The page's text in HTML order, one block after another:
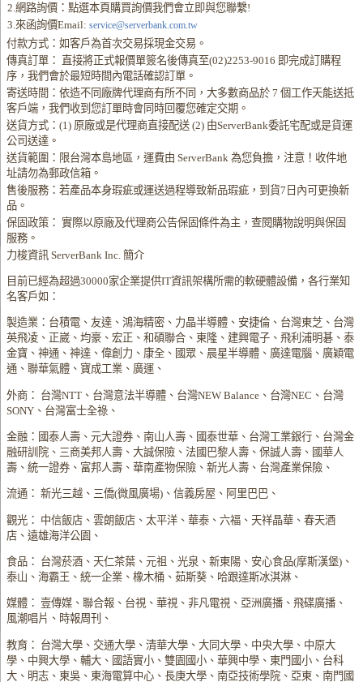
2.網路詢價：點選本頁購買詢價我們會立即與您聯繫!
3.來函詢價Email: service@serverbank.com.tw
付款方式：如客戶為首次交易採現金交易。
傳真訂單： 直接將正式報價單簽名後傳真至(02)2253-9016 即完成訂購程
序，我們會於最短時間內電話確認訂單。
寄送時間：依造不同廠牌代理商有所不同，大多數商品於 7 個工作天能送抵
客戶端，我們收到您訂單時會同時回覆您確定交期。
送貨方式：(1) 原廠或是代理商直接配送 (2) 由ServerBank委託宅配或是貨運
公司送達。
送貨範圍：限台灣本島地區，運費由 ServerBank 為您負擔，注意！收件地
址請勿為郵政信箱。
售後服務：若產品本身瑕疵或運送過程導致新品瑕疵，到貨7日內可更換新
品。
保固政策： 實際以原廠及代理商公告保固條件為主，查閱購物說明與保固
服務。
力梭資訊 ServerBank Inc. 簡介
目前已經為超過30000家企業提供IT資訊架構所需的軟硬體設備，各行業知
名客戶如：
製造業：台積電、友達、鴻海精密、力晶半導體、安捷倫、台灣東芝、台灣
英飛凌、正崴、均豪、宏正、和碩聯合、東隆、建興電子、飛利浦明碁、泰
金寶、神通、神達、偉創力、康全、國眾、晨星半導體、廣達電腦、廣穎電
通、聯華氣體、寶成工業、廣運、
外商： 台灣NTT、台灣意法半導體、台灣NEW Balance、台灣NEC、台灣
SONY、台灣富士全祿、
金融：國泰人壽、元大證券、南山人壽、國泰世華、台灣工業銀行、台灣金
融研訓院、三商美邦人壽、大誠保險、法國巴黎人壽、保誠人壽、國華人
壽、統一證券、富邦人壽、華南產物保險、新光人壽、台灣產業保險、
流通： 新光三越、三僑(微風廣場)、信義房屋、阿里巴巴、
觀光： 中信飯店、雲朗飯店、太平洋、華泰、六福、天祥晶華、春天酒
店、遠雄海洋公園、
食品： 台灣菸酒、天仁茶葉、元祖、光泉、新東陽、安心食品(摩斯漢堡)、
泰山、海霸王、統一企業、橡木桶、茹斯葵、哈跟達斯冰淇淋、
媒體： 壹傳媒、聯合報、台視、華視、非凡電視、亞洲廣播、飛碟廣播、
風潮唱片、時報周刊、
教育： 台灣大學、交通大學、清華大學、大同大學、中央大學、中原大
學、中興大學、輔大、國語實小、雙園國小、華興中學、東門國小、台科
大、明志、東吳、東海電算中心、長庚大學、南亞技術學院、亞東、南門國